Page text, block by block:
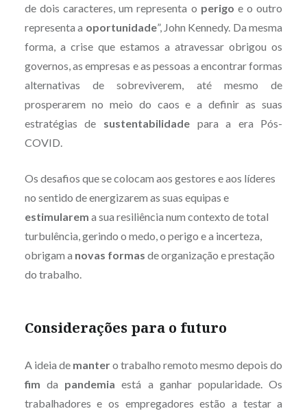
de dois caracteres, um representa o perigo e o outro
representa a oportunidade”, John Kennedy. Da mesma
forma, a crise que estamos a atravessar obrigou os
governos, as empresas e as pessoas a encontrar formas
alternativas de sobreviverem, até mesmo de
prosperarem no meio do caos e a definir as suas
estratégias de sustentabilidadepara a era Pós-
COVID.
Os desafios que se colocam aos gestores e aos líderes
no sentido de energizarem as suas equipas e
estimularem a sua resiliência num contexto de total
turbulência, gerindo o medo, o perigo e a incerteza,
obrigam a novas formas de organização e prestação
do trabalho.
Considerações para o futuro
A ideia de mantero trabalho remoto mesmo depois do
fim da pandemia está a ganhar popularidade. Os
trabalhadores e os empregadores estão a testar a